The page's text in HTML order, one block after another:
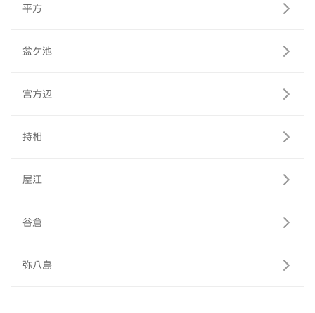
平方
盆ケ池
宮方辺
持相
屋江
谷倉
弥八島